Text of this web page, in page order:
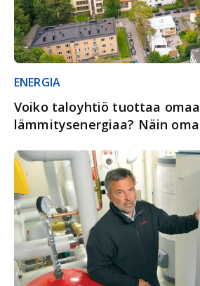
ENERGIA
Voiko taloyhtiö tuottaa omaa
lämmitysenergiaa? Näin oma